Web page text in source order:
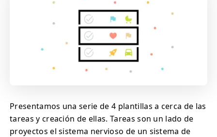
Presentamos una serie de 4 plantillas a cerca de las
tareas y creación de ellas. Tareas son un lado de
proyectos el sistema nervioso de un sistema de